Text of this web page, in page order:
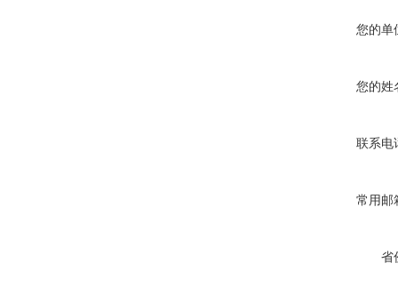
您的单
您的姓
联系电
常用邮
省